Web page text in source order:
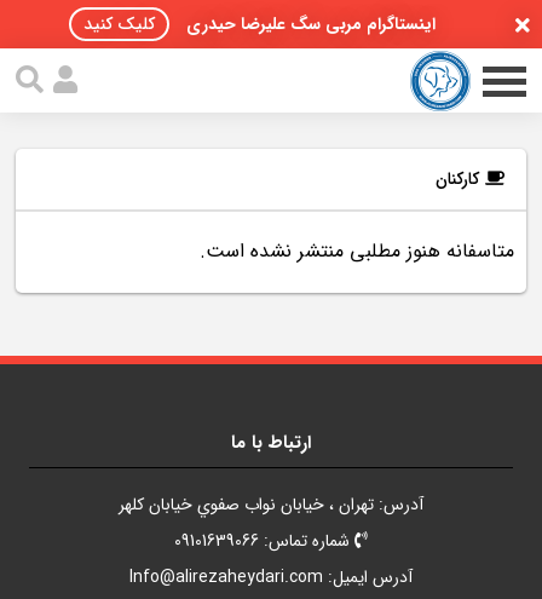
اینستاگرام مربی سگ علیرضا حیدری کلیک کنید
صفحه اصلی
پادکست سگ ها
کارکنان
متاسفانه هنوز مطلبی منتشر نشده است.
ارتباط با ما
آدرس: تهران ، خيابان نواب صفوي خيابان کلهر
شماره تماس: 09101639066
آدرس ايميل: Info@alirezaheydari.com